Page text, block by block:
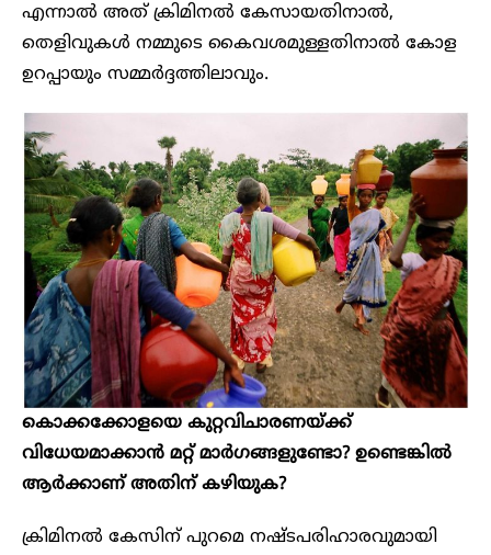
എന്നാല്‍ അത് ക്രിമിനല്‍ കേസായതിനാല്‍,
തെളിവുകള്‍ നമ്മുടെ കൈവശമുള്ളതിനാല്‍ കോള
ഉറപ്പായും സമ്മര്‍ദ്ദത്തിലാവും.
കൊക്കക്കോളയെ കുറ്റവിചാരണയ്ക്ക്
വിധേയമാക്കാന്‍ മറ്റ് മാര്‍ഗങ്ങളുണ്ടോ? ഉണ്ടെങ്കില്‍
ആര്‍ക്കാണ് അതിന് കഴിയുക?
ക്രിമിനല്‍ കേസിന് പുറമെ നഷ്ടപരിഹാരവുമായി